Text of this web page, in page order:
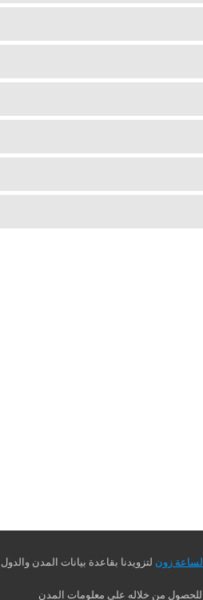
الساعة زون لتزويدنا بقاعدة بيانات المدن والدول
للحصول من خلاله على معلومات المدن